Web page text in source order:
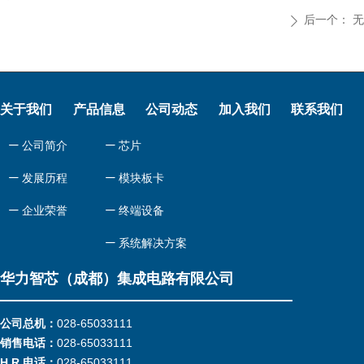
ꄲ 后一个： 无
华力智芯（成都）集成电路有限公司
关于我们 产品信息 公司动态 加入我们 联系我们
ꄷ 公司简介
ꄷ 发展历程
ꄷ 企业荣誉
ꄷ 芯片
ꄷ 模块板卡
ꄷ 终端设备
ꄷ 系统解决方案
公司总机： 028-65033111
销售电话： 028-65033111